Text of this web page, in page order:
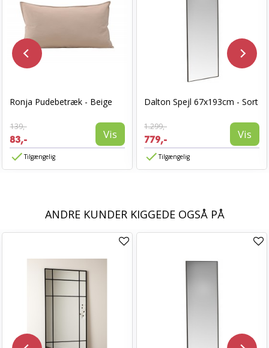
Ronja Pudebetræk - Beige
139,-
83,- Vis
Tilgængelig
Dalton Spejl 67x193cm - Sort
1.299,-
779,- Vis
Tilgængelig
ANDRE KUNDER KIGGEDE OGSÅ PÅ